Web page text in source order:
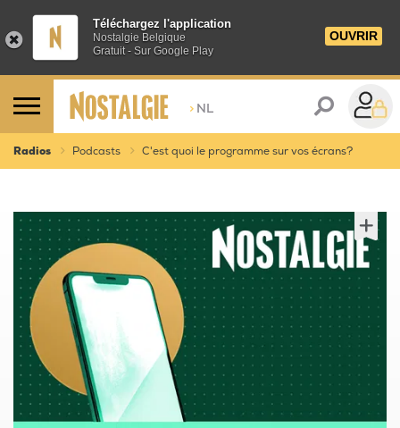
Téléchargez l'application
Nostalgie Belgique
Gratuit - Sur Google Play
OUVRIR
> NL
Radios Podcasts C'est quoi le programme sur vos écrans?